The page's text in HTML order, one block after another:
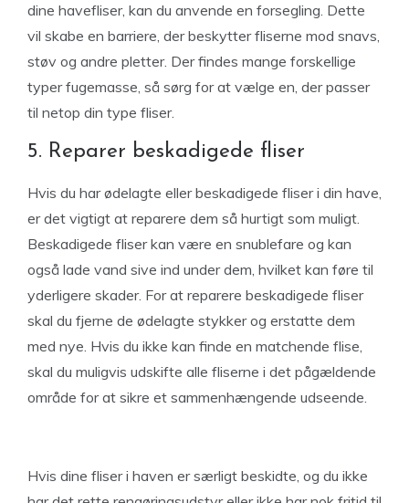
dine havefliser, kan du anvende en forsegling. Dette
vil skabe en barriere, der beskytter fliserne mod snavs,
støv og andre pletter. Der findes mange forskellige
typer fugemasse, så sørg for at vælge en, der passer
til netop din type fliser.
5. Reparer beskadigede fliser
Hvis du har ødelagte eller beskadigede fliser i din have,
er det vigtigt at reparere dem så hurtigt som muligt.
Beskadigede fliser kan være en snublefare og kan
også lade vand sive ind under dem, hvilket kan føre til
yderligere skader. For at reparere beskadigede fliser
skal du fjerne de ødelagte stykker og erstatte dem
med nye. Hvis du ikke kan finde en matchende flise,
skal du muligvis udskifte alle fliserne i det pågældende
område for at sikre et sammenhængende udseende.
Hvis dine fliser i haven er særligt beskidte, og du ikke